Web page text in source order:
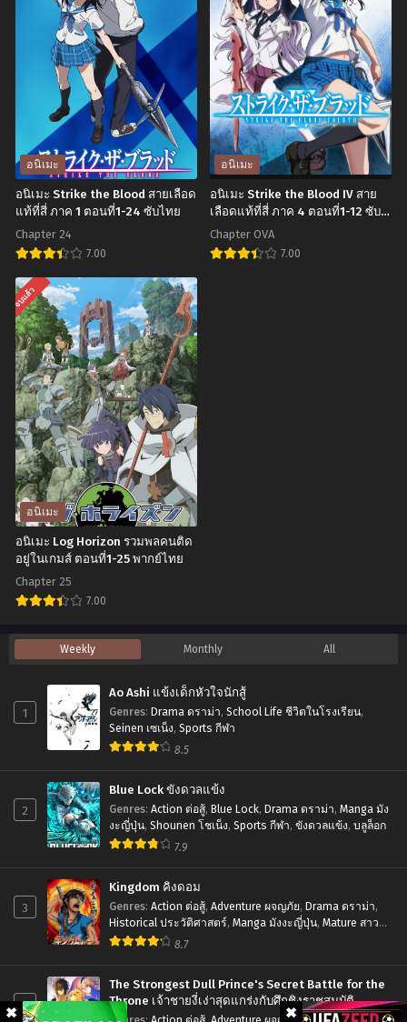
Tokyo
Ghoul
โตเกียว
ตอน
ที่1-
12
ซับ
ไทย
Getsuyoubi
no
Tawawa
Season
2
วัน
จันทร์
อัน
เด้ง
ดึ๋ง
ภาค
อนิเมะ
อนิเมะ Strike the Blood สายเลือด
แท้ที่สี่ ภาค 1 ตอนที่1-24 ซับไทย
Chapter 24
7.00
อ
นิ
เมะ
Strike
the
Blood
สาย
เลือด
แท้
ที่
สี่
ภาค
1
ตอน
ที่1-
24
ไทย
อนิเมะ
อนิเมะ Strike the Blood IV สาย
เลือดแท้ที่สี่ ภาค 4 ตอนที่1-12 ซับ
ไทย
Chapter OVA
7.00
ตอน
ที่1-
ซับ
ไทย
จบแล้ว
อนิเมะ
อนิเมะ Log Horizon รวมพลคนติด
อยู่ในเกมส์ ตอนที่1-25 พากย์ไทย
Chapter 25
7.00
อ
นิ
Log
Horizon
คน
เกมส์
พากย์
Weekly Monthly All
1
Ao Ashi แข้งเด็กหัวใจนักสู้
Genres: Drama ดราม่า, School Life ชีวิตในโรงเรียน,
Seinen เซเน็ง, Sports กีฬา
8.5
2
Blue Lock ขังดวลแข้ง
Genres: Action ต่อสู้, Blue Lock, Drama ดราม่า, Manga มัง
งะญี่ปุ่น, Shounen โชเน็ง, Sports กีฬา, ขังดวลแข้ง, บลูล็อก
7.9
3
Kingdom คิงดอม
Genres: Action ต่อสู้, Adventure ผจญภัย, Drama ดราม่า,
Historical ประวัติศาสตร์, Manga มังงะญี่ปุ่น, Mature สาว
ใหญ่,Seinen เซเน็ง
8.7
4
The Strongest Dull Prince's Secret Battle for the
Throne เจ้าชายงี่เง่าสุดแกร่งกับศึกชิงราชสมบัติ